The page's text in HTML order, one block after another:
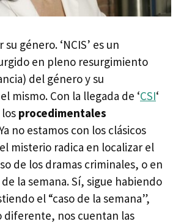
género. ‘NCIS’ es un
en pleno resurgimiento
del género y su
mismo. Con la llegada de ‘CSI‘
procedimentales
no estamos con los clásicos
misterio radica en localizar el
de los dramas criminales, o en
la semana. Sí, sigue habiendo
el “caso de la semana”,
diferente, nos cuentan las